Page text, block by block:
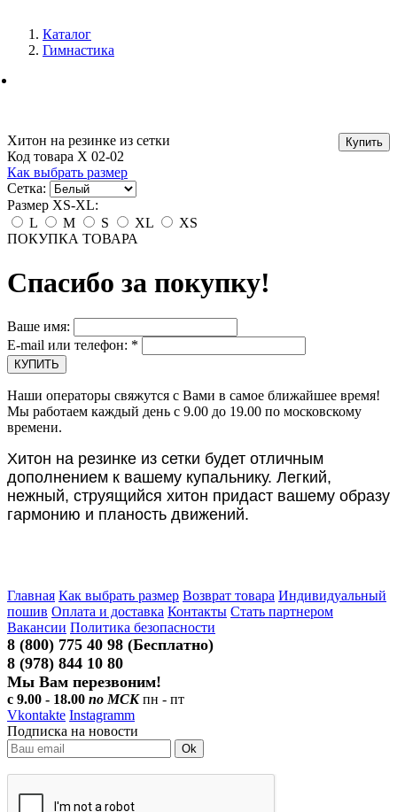
Каталог
Гимнастика
Хитон на резинке из сетки
Код товара X 02-02
Как выбрать размер
Сетка:
Размер XS-XL:
L
M S XL
XS
ПОКУПКА ТОВАРА
Спасибо за покупку!
Ваше имя:
E-mail или телефон: *
Наши операторы свяжутся с Вами в самое ближайшее время!
Мы работаем каждый день с 9.00 до 19.00 по московскому
времени.
Хитон на резинке из сетки будет отличным
дополнением к вашему купальнику. Легкий,
нежный, струящийся хитон придаст вашему образу
гармонию и планость движений.
Главная Как выбрать размер Возврат товара Индивидуальный
пошив Оплата и доставка Контакты Стать партнером
Вакансии Политика безопасности
8 (800) 775 40 98 (Бесплатно)
8 (978) 844 10 80
Мы Вам перезвоним!
с 9.00 - 18.00 по МСКпн - пт
Vkontakte Instagramm
Подписка на новости